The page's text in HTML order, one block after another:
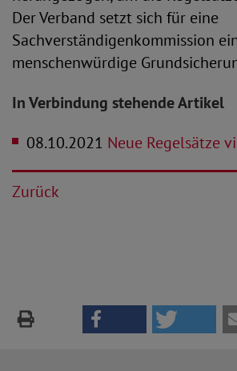
Der Verband setzt sich für eine
Sachverständigenkommission
menschenwürdige
In Verbindung stehende Artikel
08.10.2021 Neue Regelsätze
Zurück